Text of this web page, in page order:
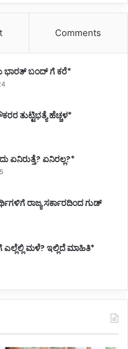
Comments
ಭಾರತ್‌ ಬಂದ್‌ ಗೆ ಕರೆ*
ತುಟ್ಟಿಭತ್ಯೆ ಹೆಚ್ಚಳ*
ಏನಿರುತ್ತೆ? ಏನಿರಲ್ಲ?*
ರಾಜ್ಯ ಸರ್ಕಾರದಿಂದ ಗುಡ್
ಮಳೆ? ಇಲ್ಲಿದೆ ಮಾಹಿತಿ*